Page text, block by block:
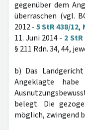
gegenüber dem
überraschen (vgl.
2012 -5 StR 438/12,
11. Juni 2014 - 2
§ 211 Rdn. 34, 44,
b) Das
Angeklagte
belegt. Die
möglich, zwingend